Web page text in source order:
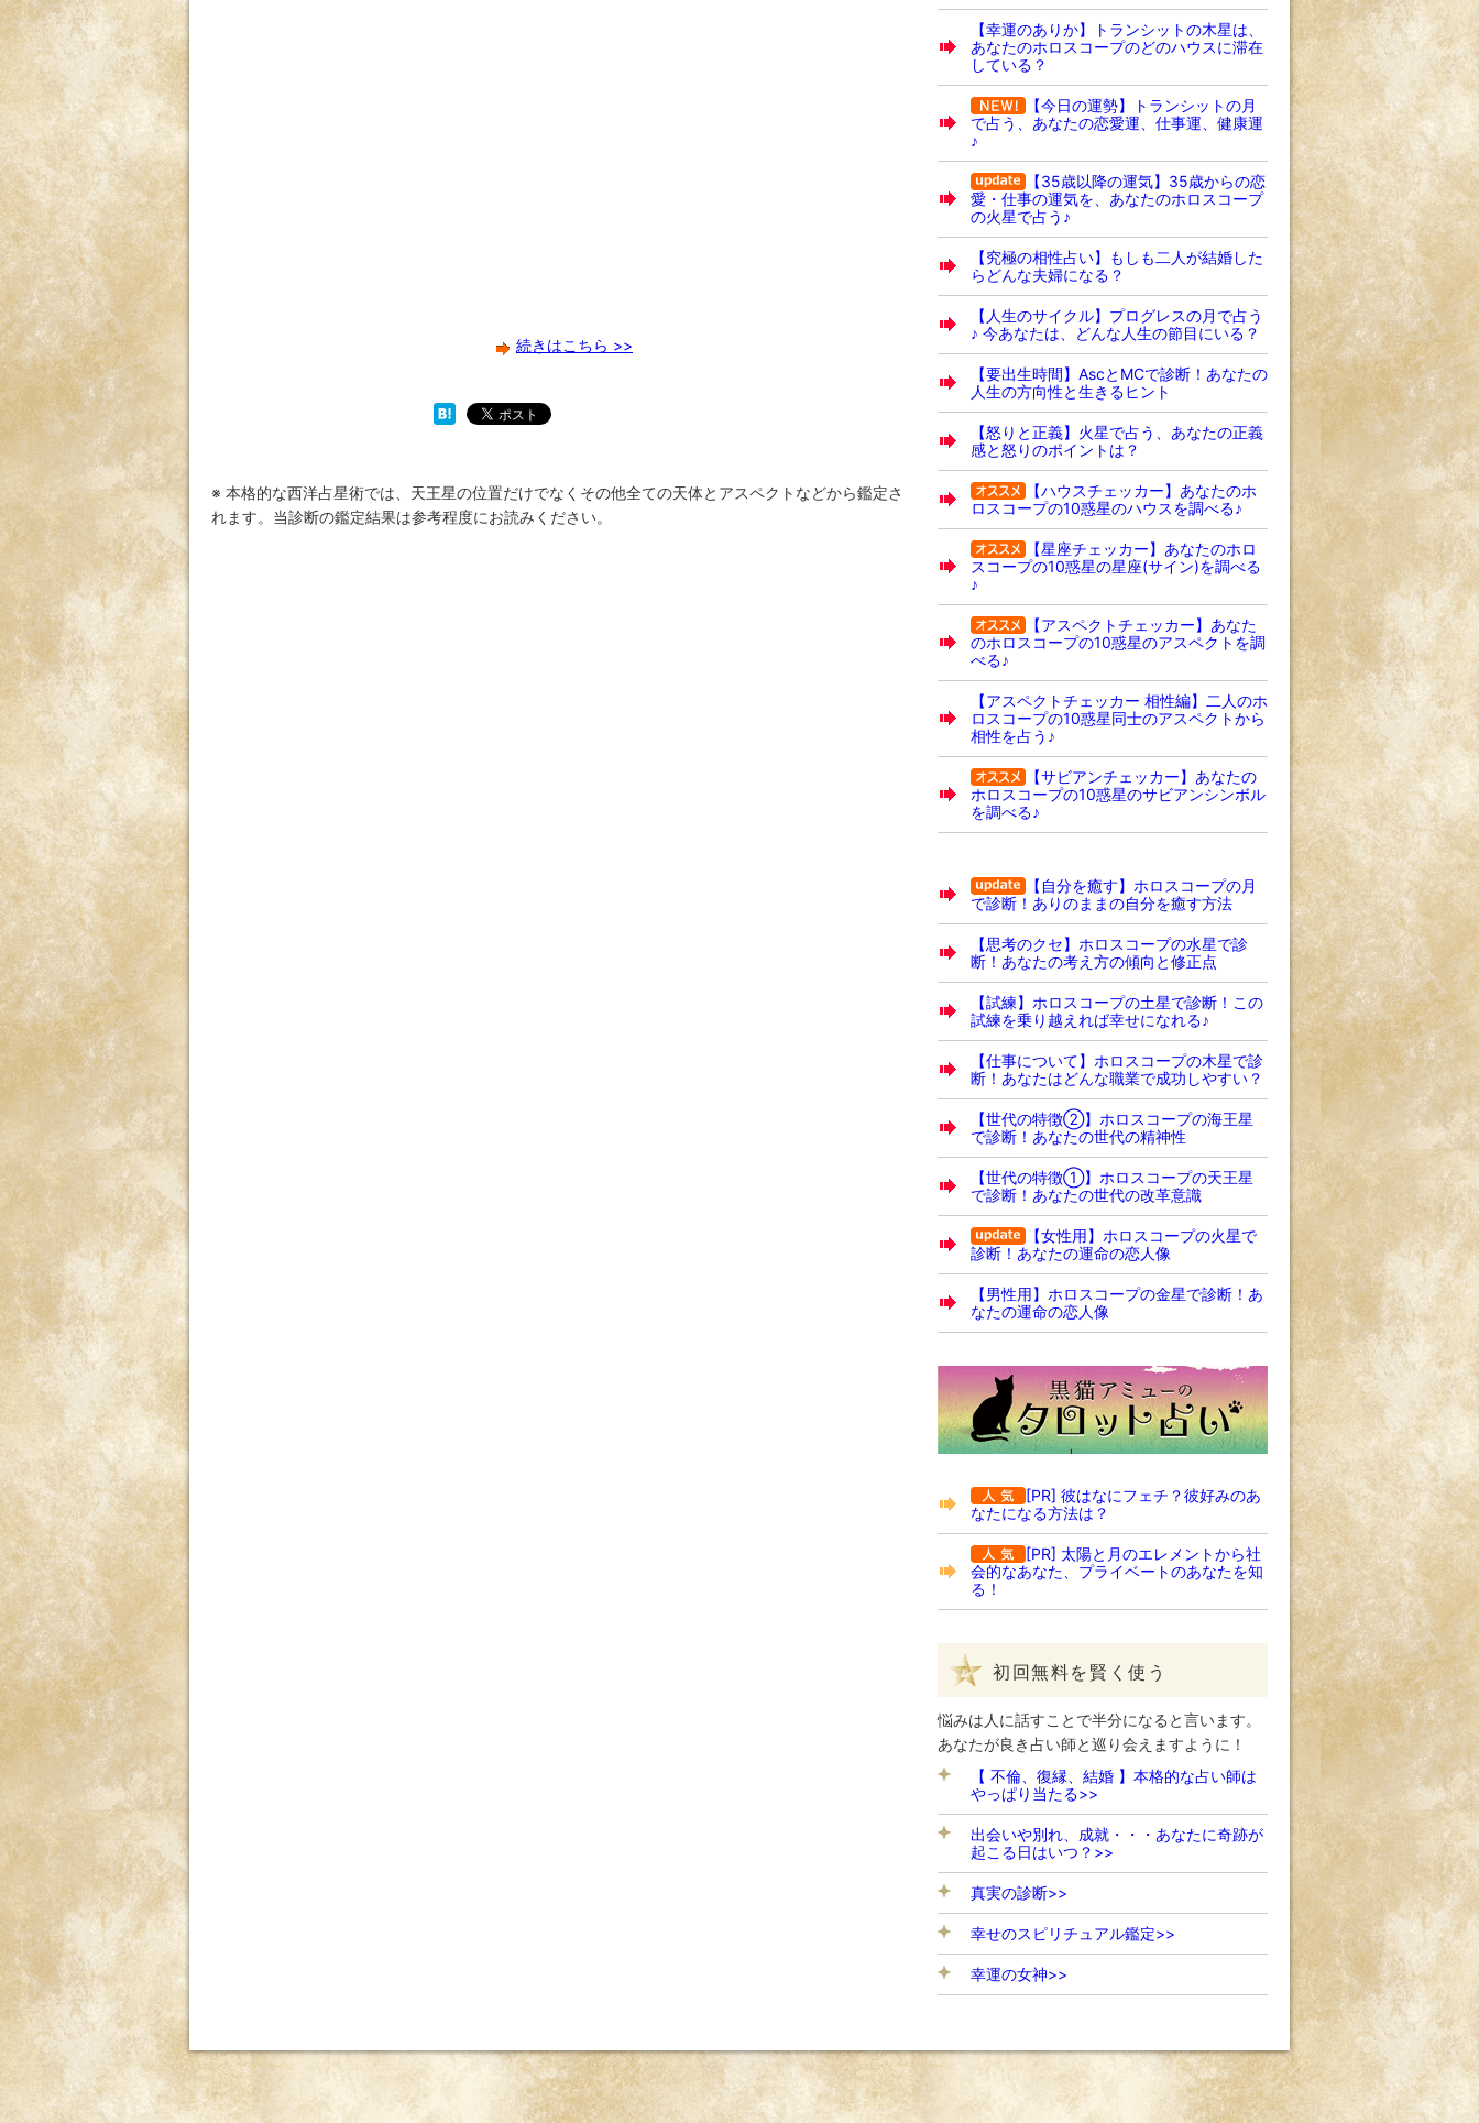
続きはこちら >>
※ 本格的な西洋占星術では、天王星の位置だけでなくその他全ての天体とアスペクトなどから鑑定さ
れます。当診断の鑑定結果は参考程度にお読みください。
【幸運のありか】トランシットの木星は、
あなたのホロスコープのどのハウスに滞在
している？
【今日の運勢】トランシットの月
で占う、あなたの恋愛運、仕事運、健康運
♪
【35歳以降の運気】35歳からの恋
愛・仕事の運気を、あなたのホロスコープ
の火星で占う♪
【究極の相性占い】もしも二人が結婚した
らどんな夫婦になる？
【人生のサイクル】プログレスの月で占う
♪ 今あなたは、どんな人生の節目にいる？
【要出生時間】AscとMCで診断！あなたの
人生の方向性と生きるヒント
【怒りと正義】火星で占う、あなたの正義
感と怒りのポイントは？
【ハウスチェッカー】あなたのホ
ロスコープの10惑星のハウスを調べる♪
【星座チェッカー】あなたのホロ
スコープの10惑星の星座(サイン)を調べる
♪
【アスペクトチェッカー】あなた
のホロスコープの10惑星のアスペクトを調
べる♪
【アスペクトチェッカー 相性編】二人のホ
ロスコープの10惑星同士のアスペクトから
相性を占う♪
【サビアンチェッカー】あなたの
ホロスコープの10惑星のサビアンシンボル
を調べる♪
【自分を癒す】ホロスコープの月
で診断！ありのままの自分を癒す方法
【思考のクセ】ホロスコープの水星で診
断！あなたの考え方の傾向と修正点
【試練】ホロスコープの土星で診断！この
試練を乗り越えれば幸せになれる♪
【仕事について】ホロスコープの木星で診
断！あなたはどんな職業で成功しやすい？
【世代の特徴②】ホロスコープの海王星
で診断！あなたの世代の精神性
【世代の特徴①】ホロスコープの天王星
で診断！あなたの世代の改革意識
【女性用】ホロスコープの火星で
診断！あなたの運命の恋人像
【男性用】ホロスコープの金星で診断！あ
なたの運命の恋人像
[PR] 彼はなにフェチ？彼好みのあ
なたになる方法は？
[PR] 太陽と月のエレメントから社
会的なあなた、プライベートのあなたを知
る！
初回無料を賢く使う
悩みは人に話すことで半分になると言います。
あなたが良き占い師と巡り会えますように！
【 不倫、復縁、結婚 】本格的な占い師は
やっぱり当たる>>
出会いや別れ、成就・・・あなたに奇跡が
起こる日はいつ？>>
真実の診断>>
幸せのスピリチュアル鑑定>>
幸運の女神>>